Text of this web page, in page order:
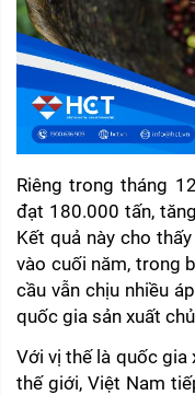
Riêng trong tháng
đạt 180.000 tấn,
Kết quả này cho
vào cuối năm, trong
cầu vẫn chịu nhiều
quốc gia sản xuất
Với vị thế là quốc gia
thế giới, Việt Nam